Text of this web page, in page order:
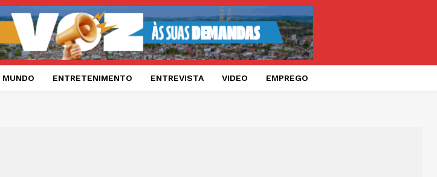
MUNDO ENTRETENIMENTO ENTREVISTA VIDEO EMPREGO